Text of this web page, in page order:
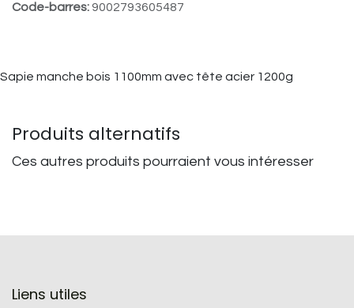
Code-barres: 9002793605487
Sapie manche bois 1100mm avec tête acier 1200g
Produits alternatifs
Ces autres produits pourraient vous intéresser
Liens utiles